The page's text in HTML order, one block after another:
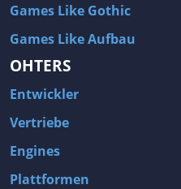
Games Like Gothic
Games Like Aufbau
OHTERS
Entwickler
Vertriebe
Engines
Plattformen